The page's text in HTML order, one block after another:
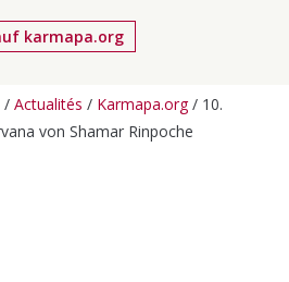
karmapa.org
/ Actualités / Karmapa.org/ 10.
von Shamar Rinpoche